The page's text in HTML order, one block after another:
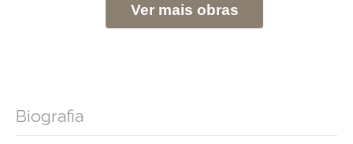
Ver mais obras
Biografia